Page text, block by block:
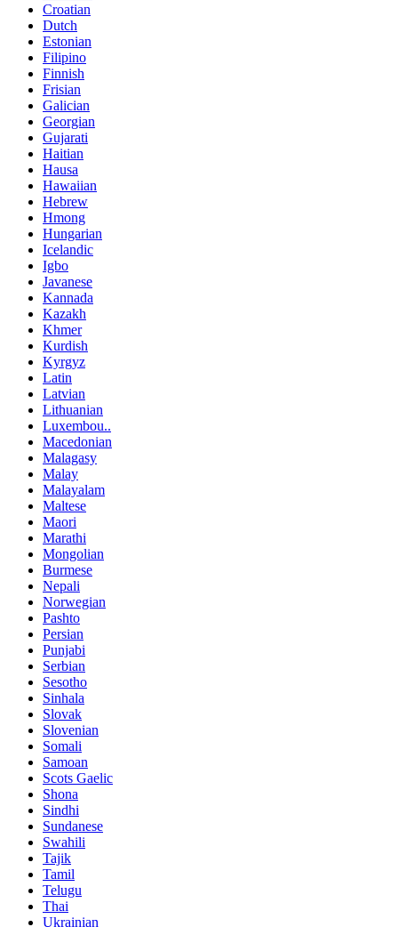
Croatian
Dutch
Estonian
Filipino
Finnish
Frisian
Galician
Georgian
Gujarati
Haitian
Hausa
Hawaiian
Hebrew
Hmong
Hungarian
Icelandic
Igbo
Javanese
Kannada
Kazakh
Khmer
Kurdish
Kyrgyz
Latin
Latvian
Lithuanian
Luxembou..
Macedonian
Malagasy
Malay
Malayalam
Maltese
Maori
Marathi
Mongolian
Burmese
Nepali
Norwegian
Pashto
Persian
Punjabi
Serbian
Sesotho
Sinhala
Slovak
Slovenian
Somali
Samoan
Scots Gaelic
Shona
Sindhi
Sundanese
Swahili
Tajik
Tamil
Telugu
Thai
Ukrainian